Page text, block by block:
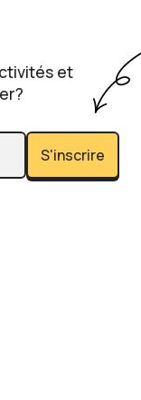
et
S'inscrire